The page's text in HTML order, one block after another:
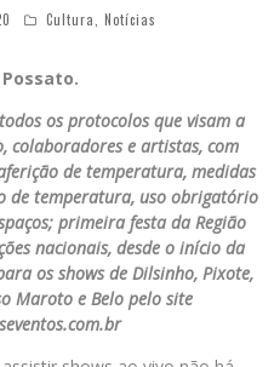
Cultura, Notícias
os protocolos que visam a
colaboradores e artistas, com
de temperatura, medidas
de temperatura, uso obrigatório
primeira festa da Região
nacionais, desde o início da
os shows de Dilsinho, Pixote,
Maroto e Belo pelo site